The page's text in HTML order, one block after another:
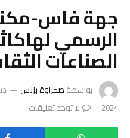
جهة فاس-
الرسمي
الصناعات
بواسطة صحراوة بزنس
2024
لا توجد تعليقات